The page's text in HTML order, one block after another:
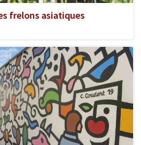
frelons asiatiques